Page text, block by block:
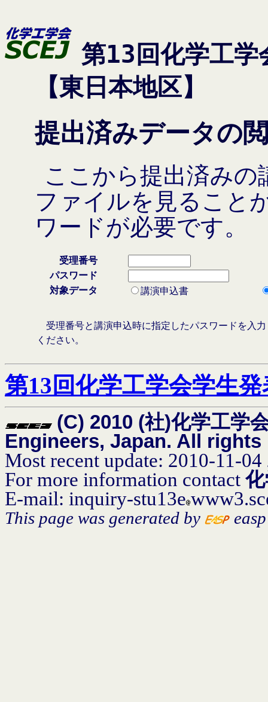
第13回化学工
【東日本地区】
提出済みデータの
ここから提出済みの
ファイルを見ること
ワードが必要です。
受理番号
パスワード
対象データ
講演申込書
受理番号と講演申込時に指定したパスワードを入
ください。
第13回化学工学会学生
(C) 2010 (社)化学工学
Engineers, Japan. All rights
Most recent update: 2010-11-
For more information contact
E-mail: inquiry-stu13e
This page was generated by